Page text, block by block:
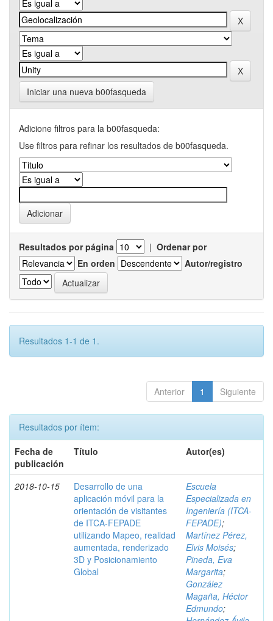
Iniciar una nueva b00fasqueda
Adicione filtros para la b00fasqueda:
Use filtros para refinar los resultados de b00fasqueda.
Resultados por página | Ordenar por
En orden
Autor/registro
Resultados 1-1 de 1.
Anterior 1 Siguiente
Resultados por ítem:
Fecha de
publicación
Título Autor(es)
2018-10-15
Desarrollo de una
aplicación móvil para la
orientación de visitantes
de ITCA-FEPADE
utilizando Mapeo, realidad
aumentada, renderizado
3D y Posicionamiento
Global
Escuela
Especializada en
Ingeniería (ITCA-
FEPADE);
Martínez Pérez,
Elvis Moisés;
Pineda, Eva
Margarita;
González
Magaña, Héctor
Edmundo;